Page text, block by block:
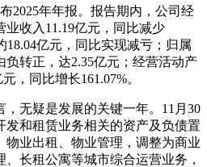
2025年年报。报告期内，公司经
收入11.19亿元，同比减少
18.04亿元，同比实现减亏；归属
转正，达2.35亿元；经营活动产
元，同比增长161.07%。
，无疑是发展的关键一年。 11月30
发和租赁业务相关的资产及负债置
物业出租、物业管理，调整为商业
长租公寓等城市综合运营业务，